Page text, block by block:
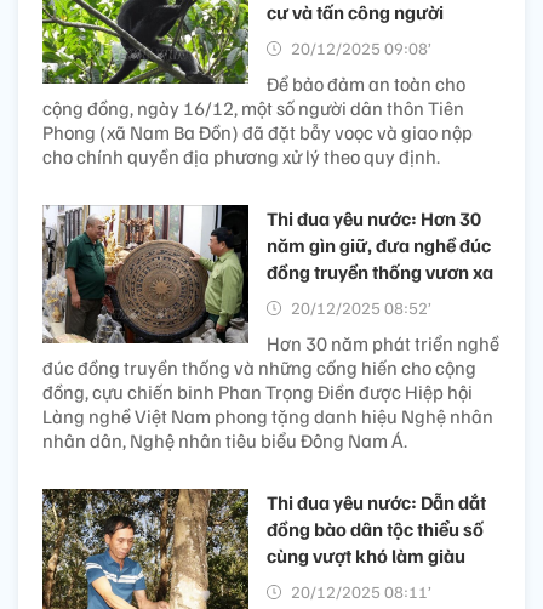
cư và tấn công người
20/12/2025 09:08’
Để bảo đảm an toàn cho
cộng đồng, ngày 16/12, một số người dân thôn Tiên
Phong (xã Nam Ba Đồn) đã đặt bẫy voọc và giao nộp
cho chính quyền địa phương xử lý theo quy định.
Thi đua yêu nước: Hơn 30
năm gìn giữ, đưa nghề đúc
đồng truyền thống vươn xa
20/12/2025 08:52’
Hơn 30 năm phát triển nghề
đúc đồng truyền thống và những cống hiến cho cộng
đồng, cựu chiến binh Phan Trọng Điền được Hiệp hội
Làng nghề Việt Nam phong tặng danh hiệu Nghệ nhân
nhân dân, Nghệ nhân tiêu biểu Đông Nam Á.
Thi đua yêu nước: Dẫn dắt
đồng bào dân tộc thiểu số
cùng vượt khó làm giàu
20/12/2025 08:11’